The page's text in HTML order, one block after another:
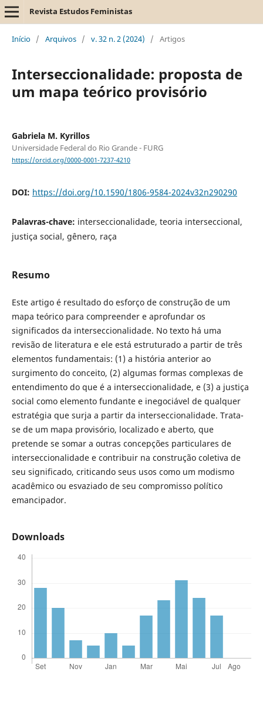
Revista Estudos Feministas
Início / Arquivos / v. 32 n. 2 (2024) / Artigos
Interseccionalidade: proposta de
um mapa teórico provisório
Gabriela M. Kyrillos
Universidade Federal do Rio Grande - FURG
https://orcid.org/0000-0001-7237-4210
DOI: https://doi.org/10.1590/1806-9584-2024v32n290290
Palavras-chave: interseccionalidade, teoria interseccional,
justiça social, gênero, raça
Resumo
Este artigo é resultado do esforço de construção de um
mapa teórico para compreender e aprofundar os
significados da interseccionalidade. No texto há uma
revisão de literatura e ele está estruturado a partir de três
elementos fundamentais: (1) a história anterior ao
surgimento do conceito, (2) algumas formas complexas de
entendimento do que é a interseccionalidade, e (3) a justiça
social como elemento fundante e inegociável de qualquer
estratégia que surja a partir da interseccionalidade. Trata-
se de um mapa provisório, localizado e aberto, que
pretende se somar a outras concepções particulares de
interseccionalidade e contribuir na construção coletiva de
seu significado, criticando seus usos como um modismo
acadêmico ou esvaziado de seu compromisso político
emancipador.
Downloads